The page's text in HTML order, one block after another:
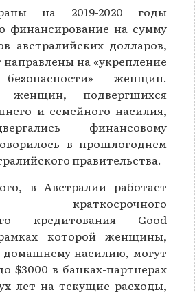
на 2019-2020 годы
финансирование на сумму
австралийских долларов,
на «укрепление
женщин.
женщин, подвергшихся
и семейного насилия,
финансовому
в прошлогоднем
правительства.
в Австралии работает
краткосрочного
кредитования Good
которой женщины,
домашнему насилию, могут
$3000 в банках-партнерах
лет на текущие расходы,